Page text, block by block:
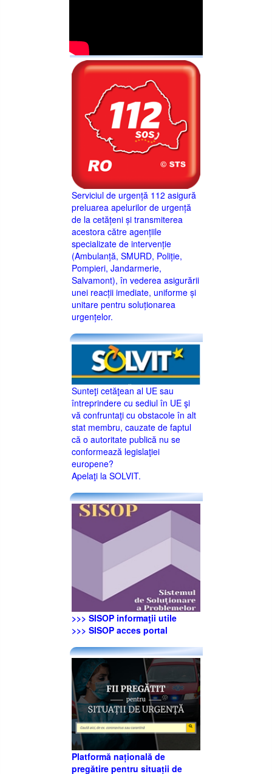
Serviciul de urgență 112 asigură
preluarea apelurilor de urgență
de la cetățeni și transmiterea
acestora către agențiile
specializate de intervenție
(Ambulanță, SMURD, Poliție,
Pompieri, Jandarmerie,
Salvamont), în vederea asigurării
unei reacții imediate, uniforme și
unitare pentru soluționarea
urgențelor.
Sunteţi cetăţean al UE sau
întreprindere cu sediul în UE şi
vă confruntaţi cu obstacole în alt
stat membru, cauzate de faptul
că o autoritate publică nu se
conformează legislaţiei
europene?
Apelaţi la SOLVIT.
>>> SISOP informaţii utile
>>> SISOP acces portal
Platformă națională de
pregătire pentru situații de